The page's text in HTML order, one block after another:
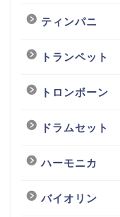
ティンパニ
トランペット
トロンボーン
ドラムセット
ハーモニカ
バイオリン